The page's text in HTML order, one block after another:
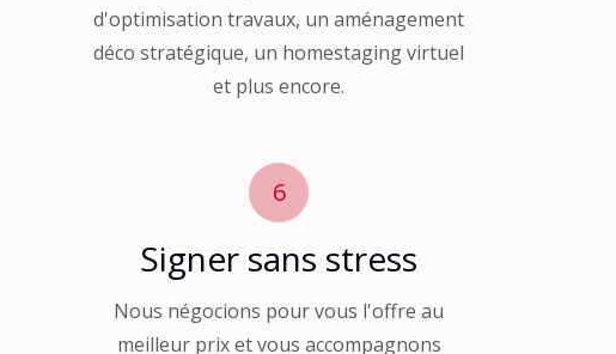
d'optimisation travaux, un aménagement
déco stratégique, un homestaging virtuel
et plus encore.
6
Signer sans stress
Nous négocions pour vous l'offre au
meilleur prix et vous accompagnons